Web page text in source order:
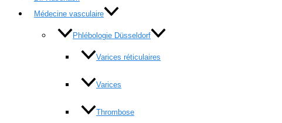
Médecine vasculaire
Phlébologie Düsseldorf
Varices réticulaires
Varices
Thrombose